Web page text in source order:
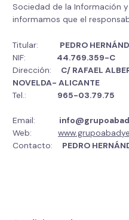
Sociedad de la Información
informamos que el
Titular: PEDRO
NIF: 44.769.359-C
Dirección: C/ RAFAEL
NOVELDA- ALICANTE
Tel.: 965-03.79.75
Email:
Web:
Contacto: PEDRO